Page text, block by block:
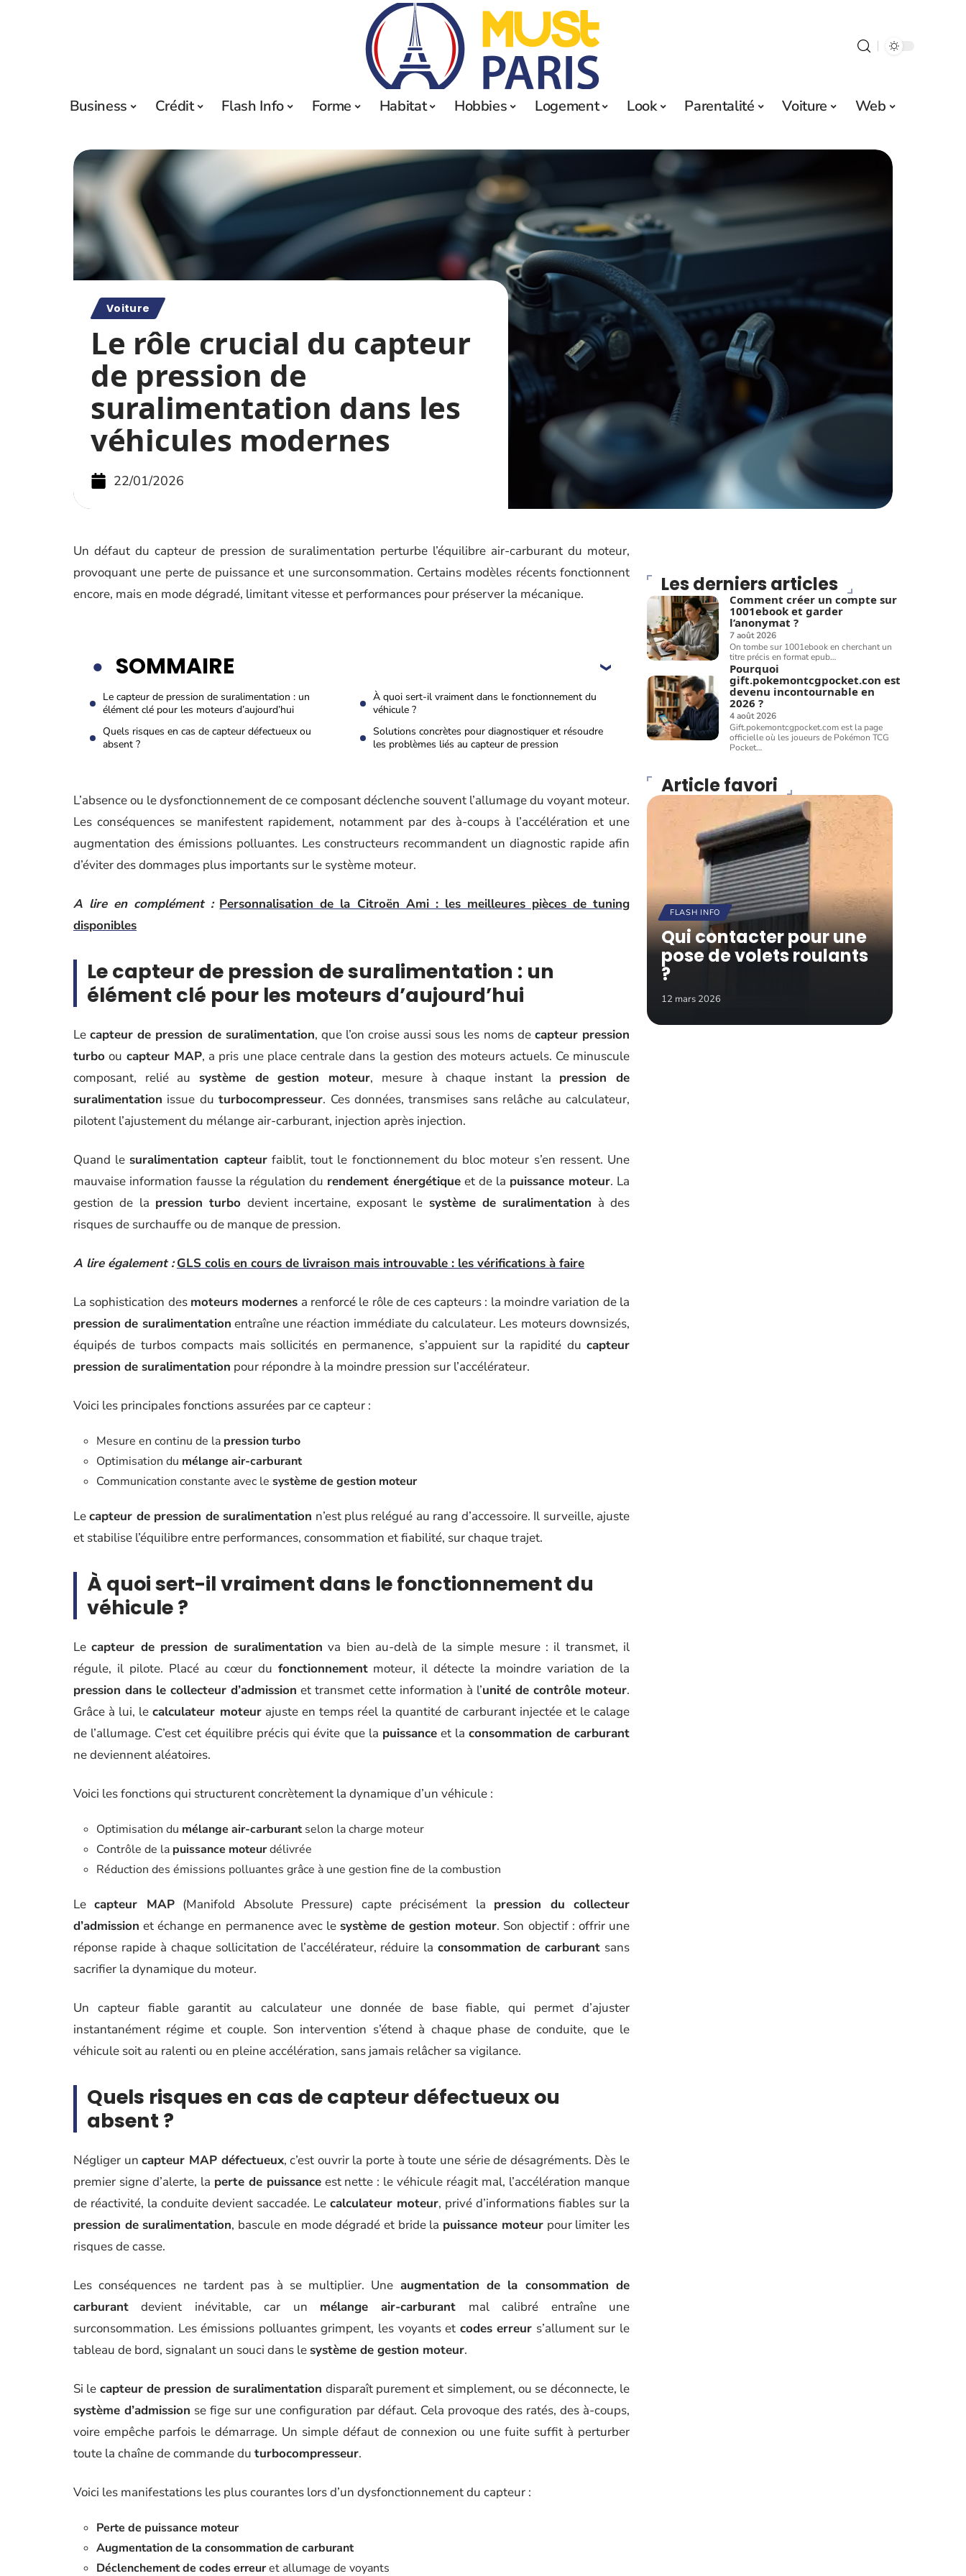
Business Crédit Flash Info Forme Habitat Hobbies Logement Look Parentalité Voiture Web
Voiture
Le rôle crucial du capteur
de pression de
suralimentation dans les
véhicules modernes
22/01/2026
Un défaut du capteur de pression de suralimentation perturbe l’équilibre air-carburant du moteur,
provoquant une perte de puissance et une surconsommation. Certains modèles récents fonctionnent
encore, mais en mode dégradé, limitant vitesse et performances pour préserver la mécanique.
SOMMAIRE
Le capteur de pression de suralimentation : un
élément clé pour les moteurs d’aujourd’hui
À quoi sert-il vraiment dans le fonctionnement du
véhicule ?
Quels risques en cas de capteur défectueux ou
absent ?
Solutions concrètes pour diagnostiquer et résoudre
les problèmes liés au capteur de pression
L’absence ou le dysfonctionnement de ce composant déclenche souvent l’allumage du voyant moteur.
Les conséquences se manifestent rapidement, notamment par des à-coups à l’accélération et une
augmentation des émissions polluantes. Les constructeurs recommandent un diagnostic rapide afin
d’éviter des dommages plus importants sur le système moteur.
A lire en complément : Personnalisation de la Citroën Ami : les meilleures pièces de tuning
disponibles
Le capteur de pression de suralimentation : un
élément clé pour les moteurs d’aujourd’hui
Lecapteur de pression de suralimentation, que l’on croise aussi sous les noms de capteur pression
turbo ou capteur MAP, a pris une place centrale dans la gestion des moteurs actuels. Ce minuscule
composant, relié au système de gestion moteur, mesure à chaque instant la pression de
suralimentation issue duturbocompresseur. Ces données, transmises sans relâche au calculateur,
pilotent l’ajustement du mélange air-carburant, injection après injection.
Quand le suralimentation capteurfaiblit, tout le fonctionnement du bloc moteur s’en ressent. Une
mauvaise information fausse la régulation du rendement énergétique et de la puissance moteur. La
gestion de la pression turbo devient incertaine, exposant le système de suralimentation à des
risques de surchauffe ou de manque de pression.
A lire également : GLS colis en cours de livraison mais introuvable : les vérifications à faire
La sophistication des moteurs modernes a renforcé le rôle de ces capteurs : la moindre variation de la
pression de suralimentation entraîne une réaction immédiate du calculateur. Les moteurs downsizés,
équipés de turbos compacts mais sollicités en permanence, s’appuient sur la rapidité du capteur
pression de suralimentation pour répondre à la moindre pression sur l’accélérateur.
Voici les principales fonctions assurées par ce capteur :
Mesure en continu de la pression turbo
Optimisation du mélange air-carburant
Communication constante avec le système de gestion moteur
Lecapteur de pression de suralimentation n’est plus relégué au rang d’accessoire. Il surveille, ajuste
et stabilise l’équilibre entre performances, consommation et fiabilité, sur chaque trajet.
À quoi sert-il vraiment dans le fonctionnement du
véhicule ?
Lecapteur de pression de suralimentation va bien au-delà de la simple mesure : il transmet, il
régule, il pilote. Placé au cœur du fonctionnementmoteur, il détecte la moindre variation de la
pression dans le collecteur d’admission et transmet cette information à l’unité de contrôle moteur.
Grâce à lui, lecalculateur moteurajuste en temps réel la quantité de carburant injectée et le calage
de l’allumage. C’est cet équilibre précis qui évite que la puissanceet la consommation de carburant
ne deviennent aléatoires.
Voici les fonctions qui structurent concrètement la dynamique d’un véhicule :
Optimisation du mélange air-carburant selon la charge moteur
Contrôle de la puissance moteurdélivrée
Réduction des émissions polluantes grâce à une gestion fine de la combustion
Lecapteur MAP(Manifold Absolute Pressure) capte précisément la pression du collecteur
d’admission et échange en permanence avec le système de gestion moteur. Son objectif : offrir une
réponse rapide à chaque sollicitation de l’accélérateur, réduire laconsommation de carburant sans
sacrifier la dynamique du moteur.
Un capteur fiable garantit au calculateur une donnée de base fiable, qui permet d’ajuster
instantanément régime et couple. Son intervention s’étend à chaque phase de conduite, que le
véhicule soit au ralenti ou en pleine accélération, sans jamais relâcher sa vigilance.
Quels risques en cas de capteur défectueux ou
absent ?
Négliger uncapteur MAP défectueux, c’est ouvrir la porte à toute une série de désagréments. Dès le
premier signe d’alerte, la perte de puissanceest nette : le véhicule réagit mal, l’accélération manque
de réactivité, la conduite devient saccadée. Le calculateur moteur, privé d’informations fiables sur la
pression de suralimentation, bascule en mode dégradé et bride la puissance moteurpour limiter les
risques de casse.
Les conséquences ne tardent pas à se multiplier. Une augmentation de la consommation de
carburant devient inévitable, car un mélange air-carburant mal calibré entraîne une
surconsommation. Les émissions polluantes grimpent, les voyants et codes erreur s’allument sur le
tableau de bord, signalant un souci dans le système de gestion moteur.
Si le capteur de pression de suralimentation disparaît purement et simplement, ou se déconnecte, le
système d’admission se fige sur une configuration par défaut. Cela provoque des ratés, des à-coups,
voire empêche parfois le démarrage. Un simple défaut de connexion ou une fuite suffit à perturber
toute la chaîne de commande du turbocompresseur.
Voici les manifestations les plus courantes lors d’un dysfonctionnement du capteur :
Perte de puissance moteur
Augmentation de la consommation de carburant
Déclenchement de codes erreuret allumage de voyants
Les derniers articles
Comment créer un compte sur
1001ebook et garder
l’anonymat ?
7 août 2026
On tombe sur 1001ebook en cherchant un
titre précis en format epub…
Pourquoi
gift.pokemontcgpocket.con est
devenu incontournable en
2026 ?
4 août 2026
Gift.pokemontcgpocket.com est la page
officielle où les joueurs de Pokémon TCG
Pocket…
Article favori
FLASH INFO
Qui contacter pour une
pose de volets roulants
?
12 mars 2026